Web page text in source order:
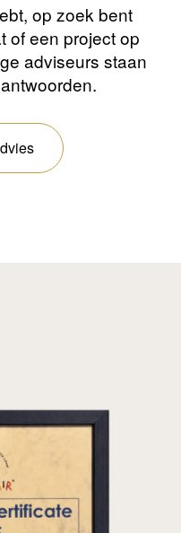
op zoek bent
of een project op
adviseurs staan